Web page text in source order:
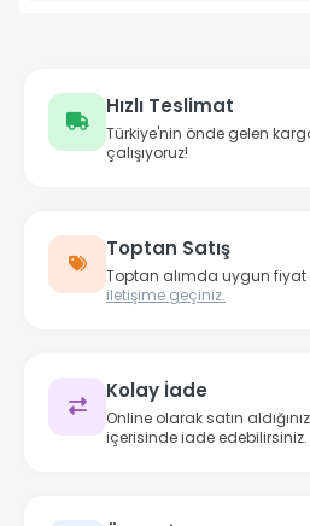
Hızlı Teslimat
Türkiye'nin önde gelen
çalışıyoruz!
Toptan Satış
Toptan alımda uygun
iletişime geçiniz.
Kolay İade
Online olarak satın
içerisinde iade edebilirsiniz.